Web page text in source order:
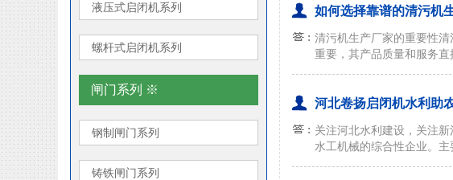
液压式启闭机系列
螺杆式启闭机系列
闸门系列 ※
钢制闸门系列
铸铁闸门系列
如何选择靠谱的清污机
清污机生产厂家的重要性
重要，其产品质量和服务
河北卷扬启闭机水利助
关注河北水利建设，关注
水工机械的综合性企业。